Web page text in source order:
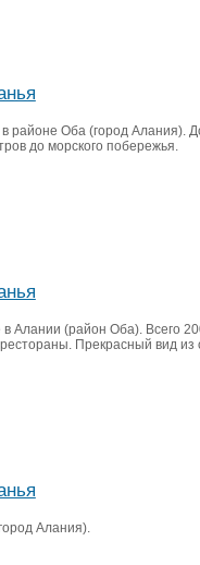
районе Оба (город Алания).
до морского побережья.
Алании (район Оба). Всего
Прекрасный вид из
Алания).